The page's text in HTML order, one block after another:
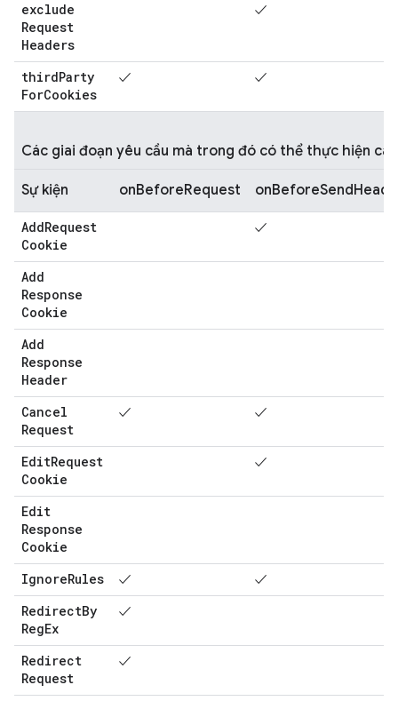
exclude
Request
Headers
✓
thirdParty
ForCookies
✓ ✓
Các giai đoạn yêu cầu mà trong đó có thể thực hiện
Sự kiện onBeforeRequest
AddRequest
Cookie
✓
Add
Response
Cookie
Add
Response
Header
Cancel
Request
✓ ✓
EditRequest
Cookie
✓
Edit
Response
Cookie
IgnoreRules ✓ ✓
RedirectBy
RegEx
✓
Redirect
Request
✓